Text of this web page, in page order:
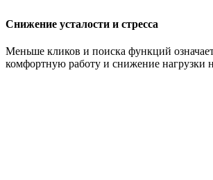
Снижение усталости и стресса
Меньше кликов и поиска функций
комфортную работу и снижение нагрузки